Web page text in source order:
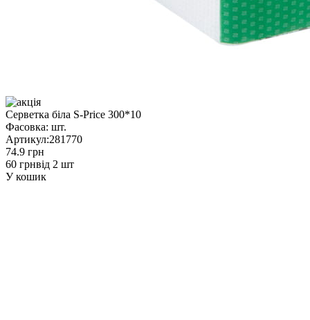
Серветка біла S-Price 300*10
Фасовка: шт.
Артикул:281770
74.9 грн
60 грнвід 2 шт
У кошик